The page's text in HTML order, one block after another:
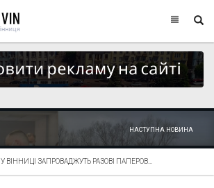
НАСТУПНА НОВИНА
У ВІННИЦІ ЗАПРОВАДЖУТЬ РАЗОВІ ПАПЕРОВ...